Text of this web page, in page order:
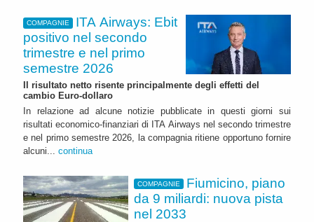
COMPAGNIE
ITA Airways: Ebit
positivo nel secondo
trimestre e nel primo
semestre 2026
Il risultato netto risente principalmente degli effetti del
cambio Euro-dollaro
In relazione ad alcune notizie pubblicate in questi giorni sui
risultati economico-finanziari di ITA Airways nel secondo trimestre
e nel primo semestre 2026, la compagnia ritiene opportuno fornire
alcuni... continua
COMPAGNIE
Fiumicino, piano
da 9 miliardi: nuova pista
nel 2033